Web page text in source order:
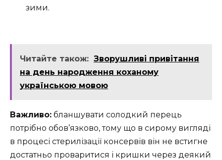
зими.
Читайте також: Зворушливі привітання
на день народження коханому
українською мовою
Важливо: бланшувати солодкий перець
потрібно обов’язково, тому що в сирому вигляді
в процесі стерилізації консервів він не встигне
достатньо проваритися і кришки через деякий